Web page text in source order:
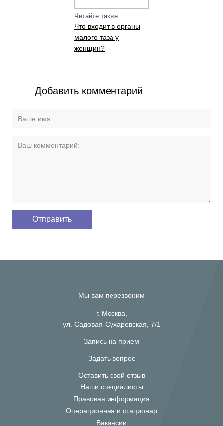
Читайте также:
Что входит в органы
малого таза у
женщин?
Добавить комментарий
Мы вам перезвоним
г. Москва,
ул. Садовая-Сухаревская, 7/1
Запись на прием
Задать вопрос
Оставить свой отзыв
Наши специалисты
Правовая информация
Операционная и стационар
Вакансии